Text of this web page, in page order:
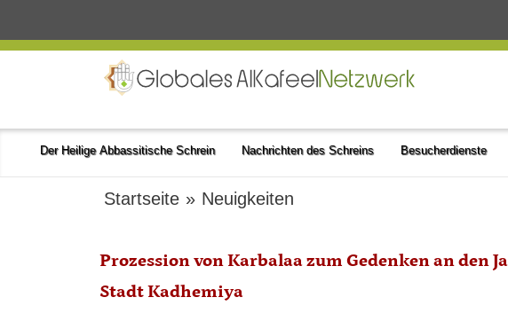
Der Heilige Abbassitische Schrein Nachrichten des Schreins Besucherdienste
Startseite » Neuigkeiten
Prozession von Karbalaa zum Gedenken an
Stadt Kadhemiya